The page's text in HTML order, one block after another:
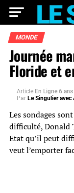
MONDE
Journée
Floride et
Article En Ligne 6 ans
Par Le Singulier avec
Les sondages
difficulté, Donald
Etat qu’il peut
veut l’emporter